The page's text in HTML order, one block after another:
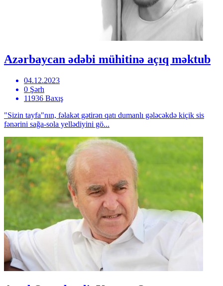
Azərbaycan ədəbi mühitinə açıq məktub
04.12.2023
0 Şərh
11936 Baxış
"Sizin tayfa"nın, fəlakət gətirən qatı dumanlı gələcəkdə kiçik sis
fənərini sağa-sola yellədiyini gö...